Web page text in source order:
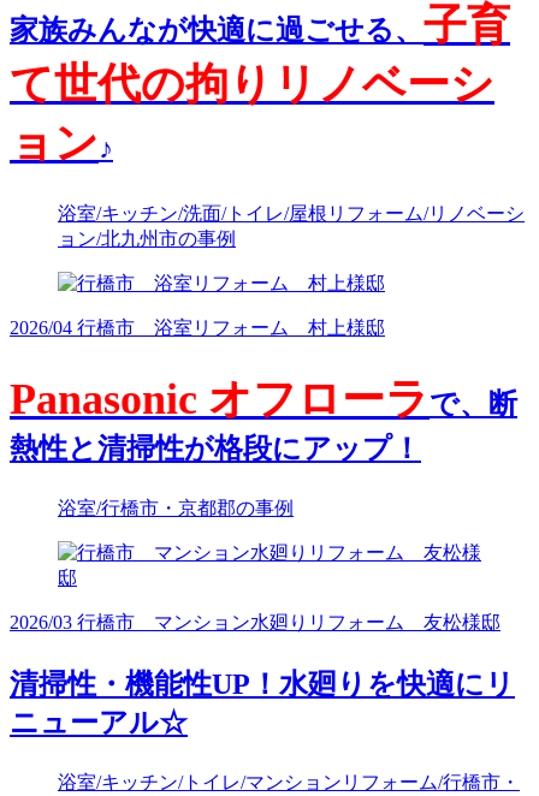
家族みんなが快適に過ごせる、 子育
て世代の拘りリノベーシ
ョン♪
浴室/キッチン/洗面/トイレ/屋根リフォーム/リノベーシ
ョン/北九州市の事例
2026/04 行橋市 浴室リフォーム 村上様邸
Panasonic オフローラ で、断
熱性と清掃性が格段にアップ！
浴室/行橋市・京都郡の事例
2026/03 行橋市 マンション水廻りリフォーム 友松様邸
清掃性・機能性UP！水廻りを快適にリ
ニューアル☆
浴室/キッチン/トイレ/マンションリフォーム/行橋市・